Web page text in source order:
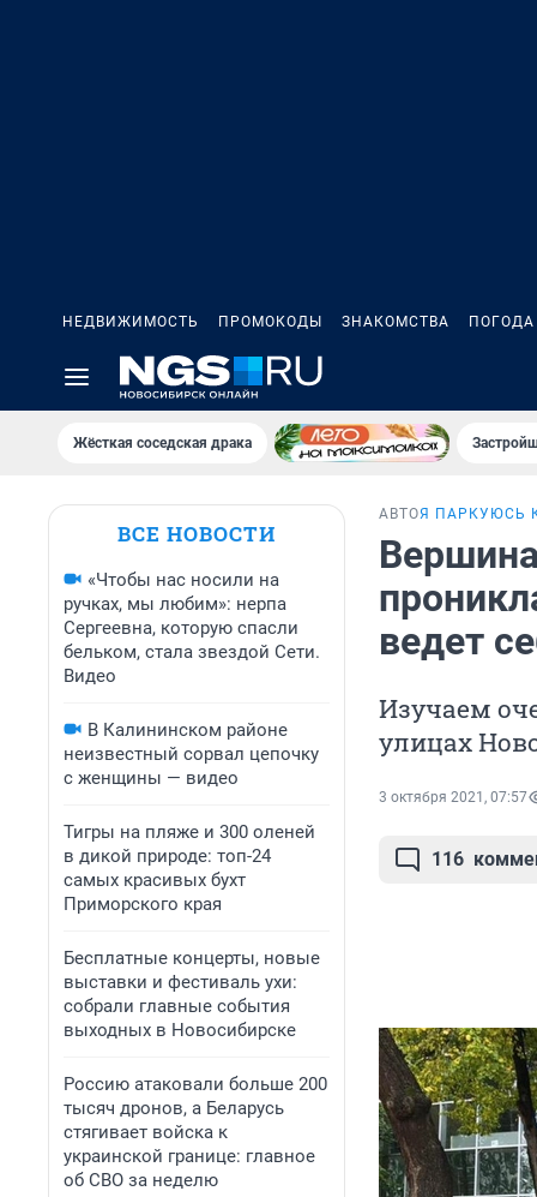
НЕДВИЖИМОСТЬ ПРОМОКОДЫ ЗНАКОМСТВА ПОГОДА
Жёсткая соседская драка
ВСЕ НОВОСТИ
«Чтобы нас носили на
ручках, мы любим»: нерпа
Сергеевна, которую спасли
бельком, стала звездой Сети.
Видео
В Калининском районе
неизвестный сорвал цепочку
с женщины — видео
Тигры на пляже и 300 оленей
в дикой природе: топ-24
самых красивых бухт
Приморского края
Бесплатные концерты, новые
выставки и фестиваль ухи:
собрали главные события
выходных в Новосибирске
Россию атаковали больше 200
тысяч дронов, а Беларусь
стягивает войска к
украинской границе: главное
об СВО за неделю
АВТОЯ ПАРКУЮСЬ
ведет
Изучаем
улицах
3 октября 2021, 07:57
116